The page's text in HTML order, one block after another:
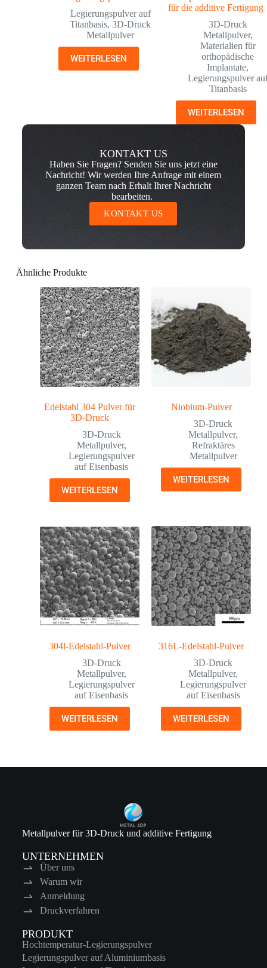
Legierungspulver auf
Titanbasis,3D-Druck
Metallpulver
WEITERLESEN
für die additive Fertigung
3D-Druck
Metallpulver,
Materialien für
orthopädische
Implantate,
Legierungspulver
Titanbasis
WEITERLESEN
KONTAKT US
Haben Sie Fragen? Senden Sie uns jetzt eine
Nachricht! Wir werden Ihre Anfrage mit einem
ganzen Team nach Erhalt Ihrer Nachricht
bearbeiten.
KONTAKT US
Ähnliche Produkte
Edelstahl 304 Pulver für
3D-Druck
3D-Druck
Metallpulver,
Legierungspulver
auf Eisenbasis
WEITERLESEN
Niobium-Pulver
3D-Druck
Metallpulver,
Refraktäres
Metallpulver
WEITERLESEN
304l-Edelstahl-Pulver
3D-Druck
Metallpulver,
Legierungspulver
auf Eisenbasis
WEITERLESEN
316L-Edelstahl-Pulver
3D-Druck
Metallpulver,
Legierungspulver
auf Eisenbasis
WEITERLESEN
Metallpulver für 3D-Druck und additive Fertigung
UNTERNEHMEN
Über uns
Warum wir
Anmeldung
Druckverfahren
PRODUKT
Hochtemperatur-Legierungspulver
Legierungspulver auf Aluminiumbasis